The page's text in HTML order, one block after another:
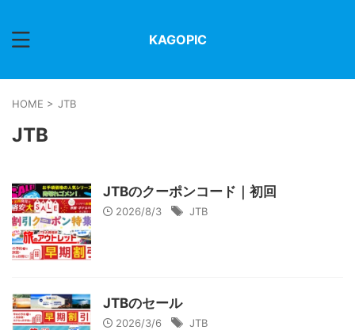
KAGOPIC
HOME > JTB
JTB
JTBのクーポンコード｜初回
2026/8/3 JTB
JTBのセール
2026/3/6 JTB